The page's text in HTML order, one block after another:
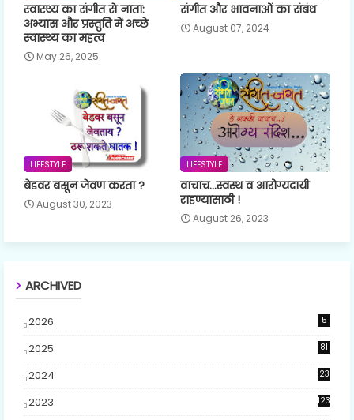
स्वास्थ्य का संगीत से नाता:
अभ्यास और प्रस्तुति में अच्छे
स्वास्थ्य का महत्व
May 26, 2025
संगीत और भावनाओं का संबंध
August 07, 2024
LIFESTYLE
बेडवर बसून जेवण करता ?
August 30, 2023
LIFESTYLE
वाचाच...स्वस्थ व आरोग्यदायी
राहण्यासाठी !
August 26, 2023
ARCHIVED
2026 5
2025 81
2024
23
2023 123